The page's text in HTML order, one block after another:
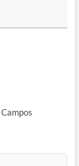
Campos